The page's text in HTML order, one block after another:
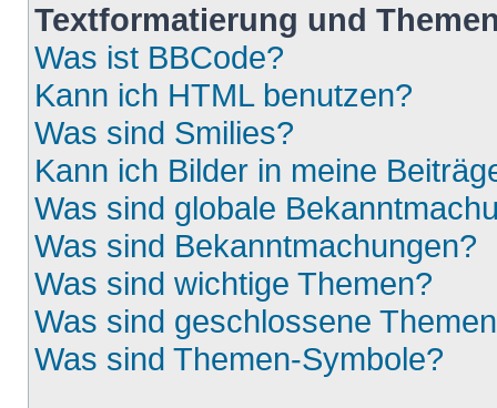
Textformatierung und
Was ist BBCode?
Kann ich HTML benutzen?
Was sind Smilies?
Kann ich Bilder in meine
Was sind globale
Was sind Bekanntmachungen?
Was sind wichtige Themen?
Was sind geschlossene
Was sind Themen-Symbole?